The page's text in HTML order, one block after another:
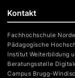
Kontakt
Fachhochschule
Pädagogische
Institut Weiterbildung
Beratungsstelle
Campus Brugg-